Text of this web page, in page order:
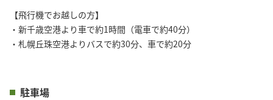
【飛行機でお越しの方】
・新千歳空港より車で約1時間（電車で約40分）
・札幌丘珠空港よりバスで約30分、車で約20分
駐車場